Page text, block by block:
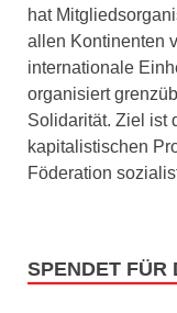
hat
allen Kontinenten
internationale
organisiert
Solidarität. Ziel ist
kapitalistischen
Föderation
SPENDET FÜR